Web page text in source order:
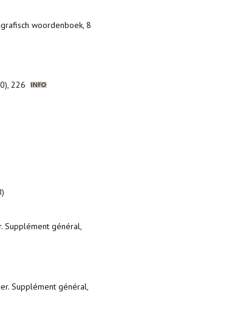
woordenboek, 8
226
Supplément général,
Supplément général,